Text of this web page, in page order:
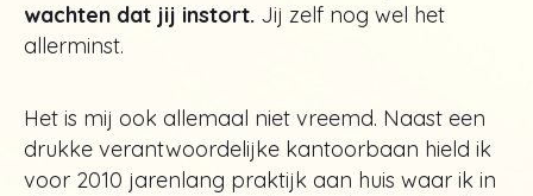
wachten dat jij instort. Jij zelf nog wel het
allerminst.
Het is mij ook allemaal niet vreemd. Naast een
drukke verantwoordelijke kantoorbaan hield ik
voor 2010 jarenlang praktijk aan huis waar ik in